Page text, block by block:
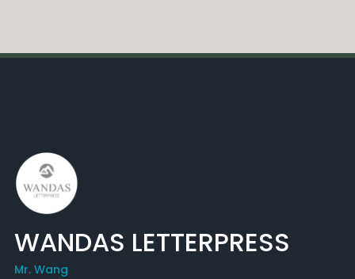
WANDAS LETTERPRESS
Mr. Wang